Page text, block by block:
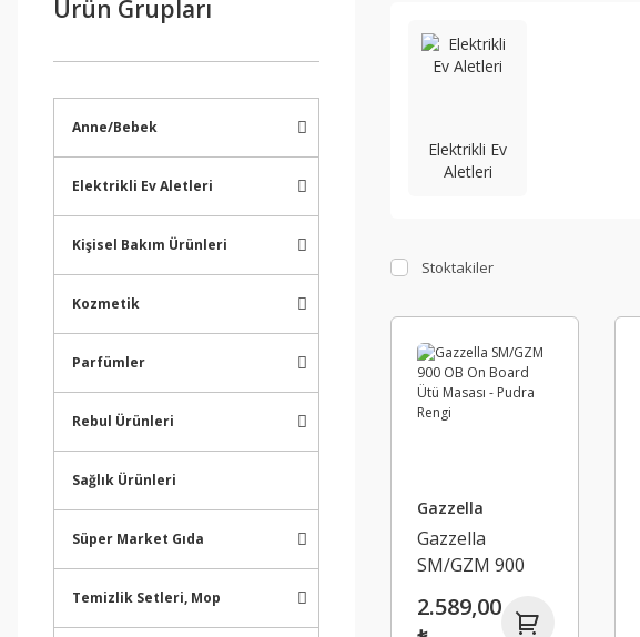
Ürün Grupları
Anne/Bebek
Elektrikli Ev Aletleri
Kişisel Bakım Ürünleri
Kozmetik
Parfümler
Rebul Ürünleri
Sağlık Ürünleri
Süper Market Gıda
Temizlik Setleri, Mop
Elektrikli Ev
Aletleri
Stoktakiler
Gazzella
Gazzella
SM/GZM 900
Ütü Masası -
2.589,00